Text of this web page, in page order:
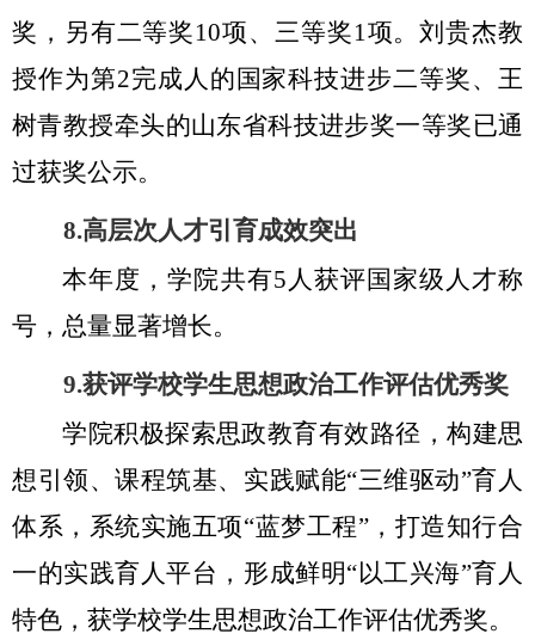
奖，另有二等奖10项、三等奖1项。刘贵杰教
授作为第2完成人的国家科技进步二等奖、王
树青教授牵头的山东省科技进步奖一等奖已通
过获奖公示。
8.高层次人才引育成效突出
本年度，学院共有5人获评国家级人才称
号，总量显著增长。
9.获评学校学生思想政治工作评估优秀奖
学院积极探索思政教育有效路径，构建思
想引领、课程筑基、实践赋能“三维驱动”育人
体系，系统实施五项“蓝梦工程”，打造知行合
一的实践育人平台，形成鲜明“以工兴海”育人
特色，获学校学生思想政治工作评估优秀奖。